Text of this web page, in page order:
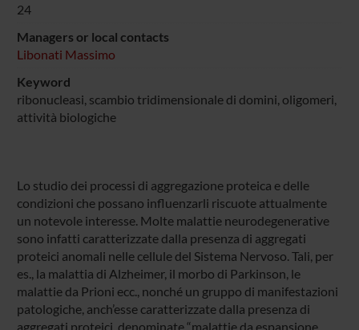
24
Managers or local contacts
Libonati Massimo
Keyword
ribonucleasi, scambio tridimensionale di domini, oligomeri,
attività biologiche
Lo studio dei processi di aggregazione proteica e delle
condizioni che possano influenzarli riscuote attualmente
un notevole interesse. Molte malattie neurodegenerative
sono infatti caratterizzate dalla presenza di aggregati
proteici anomali nelle cellule del Sistema Nervoso. Tali, per
es., la malattia di Alzheimer, il morbo di Parkinson, le
malattie da Prioni ecc., nonché un gruppo di manifestazioni
patologiche, anch’esse caratterizzate dalla presenza di
aggregati proteici, denominate “malattie da espansione